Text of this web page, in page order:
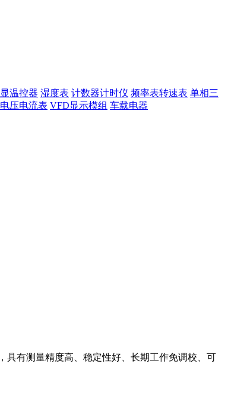
温控器 湿度表 计数器计时仪 频率表转速表 单相三
压电流表 VFD显示模组 车载电器
具有测量精度高、稳定性好、长期工作免调校、可